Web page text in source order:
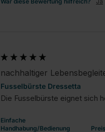
nachhaltiger
Fusselbürste Dressetta
Die Fusselbürste eignet sich
Einfache
Handhabung/Bedienung